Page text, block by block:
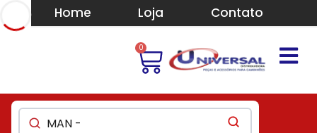
Home Loja Contato
0